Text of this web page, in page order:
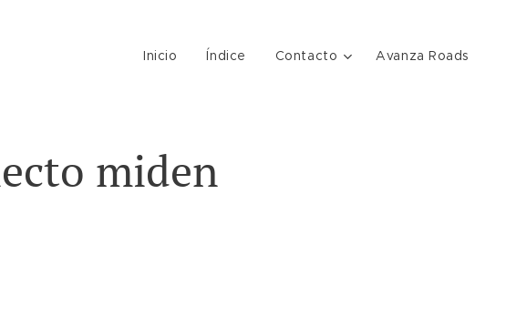
Inicio Índice Contacto Avanza Roads
miden